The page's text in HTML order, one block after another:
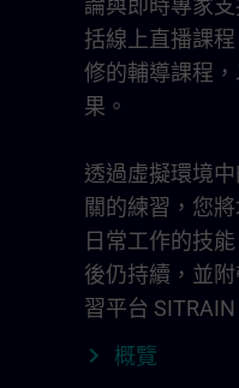
論與即時專家
括線上直播課
修的輔導課程
果。
透過虛擬環境
關的練習，您
日常工作的技
後仍持續，並
習平台
概覽